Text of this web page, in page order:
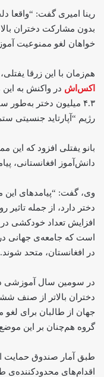
رینا امیری گفت:
خواهان لغو ممنوعیت
هم‌زمان با این زرقا
اکس‌اش در واکنش به
۴.۳ میلیون دختر
رژیم “آپارتاید جنسیتی
بانو یفتلی افزود که
دانش‌آموز افغانستانی،
وی، گفت: “پیامدهای این
دختر دارد، از جمله تاثیر
افزایش تعداد خودکشی در
است که جامعه‌ی جهانی
در افغانستان، متحد
در سومین سال آموزشی
دختران بالاتر از صنف
جهان از طالبان برای
گروه هم‌چنان بر این
طبق آمار صندوق حمایت